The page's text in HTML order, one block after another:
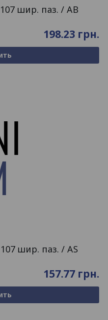
шир. паз. / AB
198.23 грн.
шир. паз. / AS
157.77 грн.